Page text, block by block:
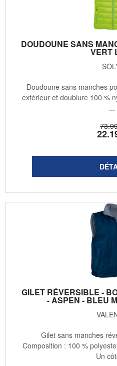
DOUDOUNE SANS
VERT
73
22
- Doudoune sans manches
extérieur et doublure 100 %
...
GILET RÉVERSIBLE -
- ASPEN - BLEU
Gilet sans manches
Composition : 100 %
Un